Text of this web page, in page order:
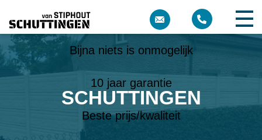
SCHUTTINGEN
Meer dan 10 jaar ervaring
Bijna niets is onmogelijk
10 jaar garantie
Beste prijs/kwaliteit